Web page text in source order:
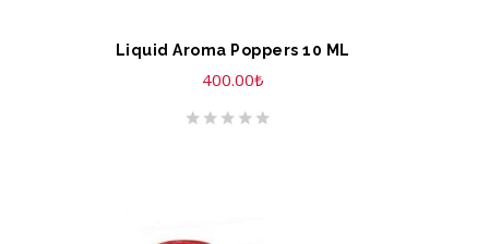
Liquid Aroma Poppers 10 ML
400.00₺